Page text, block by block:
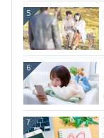
5
6
7